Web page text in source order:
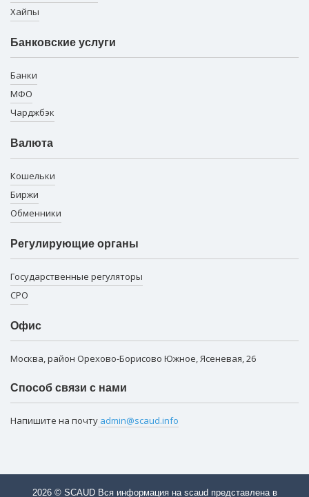
Хайпы
Банковские услуги
Банки
МФО
Чарджбэк
Валюта
Кошельки
Биржи
Обменники
Регулирующие органы
Государственные регуляторы
СРО
Офис
Москва, район Орехово-Борисово Южное, Ясеневая, 26
Способ связи с нами
Напишите на почту admin@scaud.info
2026 © SCAUD Вся информация на scaud представлена в